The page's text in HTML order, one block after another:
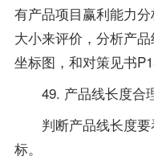
有产品项目赢利能力
大小来评价，分析产
坐标图，和对策见书
49. 产品线长度合
判断产品线长度要
标。